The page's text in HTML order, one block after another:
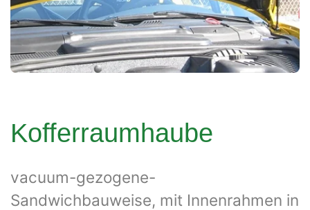
Kofferraumhaube
vacuum-gezogene-
Sandwichbauweise, mit Innenrahmen in